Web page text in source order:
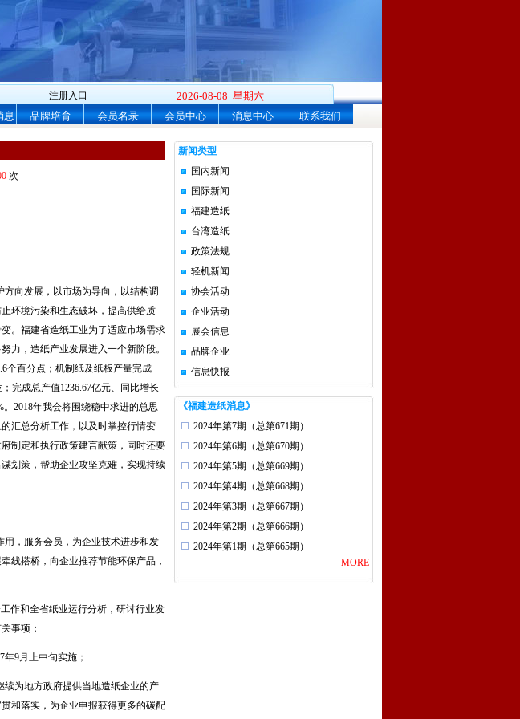
注册入口
2026-08-08 星期六
息 品牌培育 会员名录 会员中心 消息中心 联系我们
次
向发展，以市场为导向，以结构调
环境污染和生态破坏，提高供给质
。福建省造纸工业为了适应市场需求
力，造纸产业发展进入一个新阶段。
个百分点；机制纸及纸板产量完成
完成总产值1236.67亿元、同比增长
。 2018年我会将围绕稳中求进的总思
汇总分析工作，以及时掌控行情变
制定和执行政策建言献策，同时还要
划策，帮助企业攻坚克难，实现持续
，服务会员，为企业技术进步和发
线搭桥，向企业推荐节能环保产品，
作和全省纸业运行分析，研讨行业发
事项；
年9月上中旬实施；
为地方政府提供当地造纸企业的产
和落实，为企业申报获得更多的碳配
新闻类型
国内新闻
国际新闻
福建造纸
台湾造纸
政策法规
轻机新闻
协会活动
企业活动
展会信息
品牌企业
信息快报
《福建造纸消息》
2024年第7期（总第671期）
2024年第6期（总第670期）
2024年第5期（总第669期）
2024年第4期（总第668期）
2024年第3期（总第667期）
2024年第2期（总第666期）
2024年第1期（总第665期）
MORE